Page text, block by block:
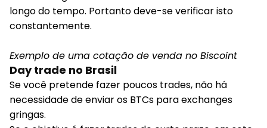
exchange seja pior que as demais.
Este ranking varia conforme a oferta e demanda ao
constantemente.
Exemplo de uma cotação de venda no Biscoint
Day trade no Brasil
Se você pretende fazer poucos trades, não há